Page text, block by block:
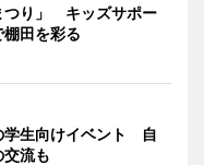
つり」 キッズサポー
田を彩る
学生向けイベント 自
流も